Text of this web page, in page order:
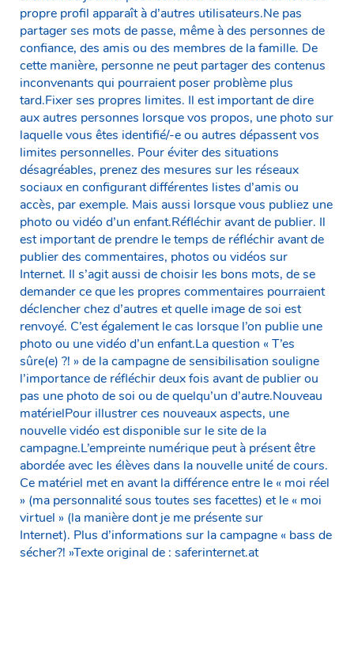
propre profil apparaît à d’autres utilisateurs.Ne pas
partager ses mots de passe, même à des personnes de
confiance, des amis ou des membres de la famille. De
cette manière, personne ne peut partager des contenus
inconvenants qui pourraient poser problème plus
tard.Fixer ses propres limites. Il est important de dire
aux autres personnes lorsque vos propos, une photo sur
laquelle vous êtes identifié/-e ou autres dépassent vos
limites personnelles. Pour éviter des situations
désagréables, prenez des mesures sur les réseaux
sociaux en configurant différentes listes d’amis ou
accès, par exemple. Mais aussi lorsque vous publiez une
photo ou vidéo d’un enfant.Réfléchir avant de publier. Il
est important de prendre le temps de réfléchir avant de
publier des commentaires, photos ou vidéos sur
Internet. Il s’agit aussi de choisir les bons mots, de se
demander ce que les propres commentaires pourraient
déclencher chez d’autres et quelle image de soi est
renvoyé. C’est également le cas lorsque l’on publie une
photo ou une vidéo d’un enfant.La question « T’es
sûre(e) ?! » de la campagne de sensibilisation souligne
l’importance de réfléchir deux fois avant de publier ou
pas une photo de soi ou de quelqu’un d’autre.Nouveau
matérielPour illustrer ces nouveaux aspects, une
nouvelle vidéo est disponible sur le site de la
campagne.L’empreinte numérique peut à présent être
abordée avec les élèves dans la nouvelle unité de cours.
Ce matériel met en avant la différence entre le « moi réel
» (ma personnalité sous toutes ses facettes) et le « moi
virtuel » (la manière dont je me présente sur
Internet). Plus d’informations sur la campagne « bass de
sécher?! »Texte original de : saferinternet.at